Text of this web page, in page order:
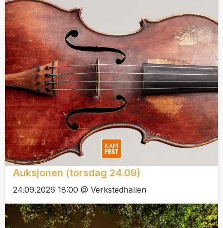
Auksjonen (torsdag 24.09)
24.09.2026 18:00 @ Verkstedhallen